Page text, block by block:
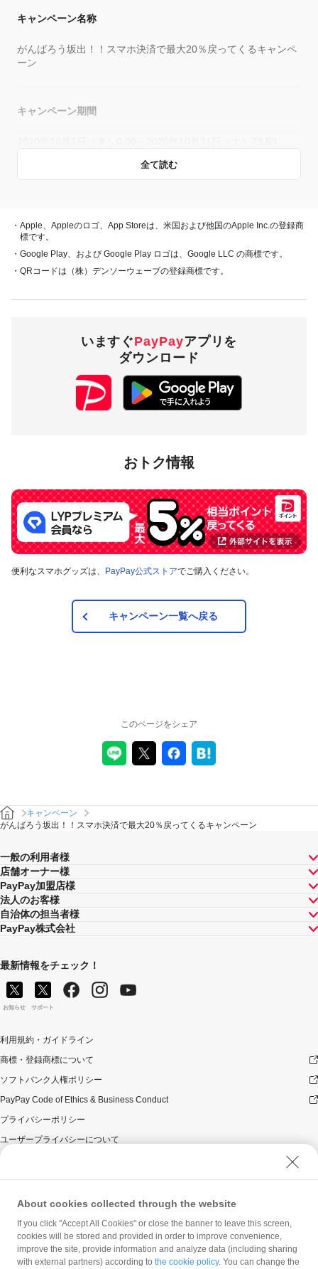
全て読む
キャンペーン名称
がんばろう坂出！！スマホ決済で最大20％戻ってくるキャンペ
ーン
キャンペーン期間
キャンペーン期間中、対象店舗で、PayPay残高、ヤフーカー
ド、PayPayあと払い（一括のみ）でお支払いをしていただい
た方に対し、下表のとおり後日PayPayボーナスを付与しま
す。
付与上限
1,000円相当／回 5,000
円相当／期間
香川県坂出市内のPayPay加盟店のうち
確認いただけます。
対象の支払方法
本キャンペーンの対象のお支払方法は、PayPay残高、ヤフー
法は対象外です。
るPayPayボーナスの額が最大となるものが適用されま
す。PayPay株式会社が指定する場合を除き、それらが重
複適用されることはありません。
本キャンペーンが適用される場合に、PayPay株式会社が
てのPayPayボーナスの付与率は、合計で支払額の66.5％
が上限です（仮にそれぞれ適用すると合計66.5％を超え
す）。ただし、上記上限は、マイナポイント付与期間中
（2020年9月1日～2021年3月31日）のお支払いに適用さ
れるものであり、2021年4月1日以降は変更予定です。
キャンペーン内容および適用条件を予告なく変更する場
合や、キャンペーン自体を予告なく中止する場合があり
ます。
ヤフーカード以外のクレジットカードでお支払いされた
意ください。
対象のお支払方法にてお支払いいただいた際に、仮に本
キャンペーンを適用すると、本キャンペーンによるキャ
ンペーン期間中のPayPayボーナスの付与額が合計5,000
当となるよう付与いたします（付与額の合計がキャンペ
ーン期間中5,000円相当を超えることはございません）。
本キャンペーンの対象となった加盟店との契約の一部に
ついて取消し、無効または解除（合意解除を含み、以下
にかかわらず、また返金の有無にかかわらず、当該取消
し等の対象決済についてのPayPayボーナスの付与は全て
本キャンペーンの対象となった加盟店との契約について
取消し等となった場合、理由の如何にかかわらず、また
のみ減額されます。そのため、「キャンペーン期間中の
った方が、当該取消し等の前に、PayPay決済をしていた
場合であっても、当該取消し等によって取消し等の前に
行った決済が本キャンペーンの対象となることはありま
・Apple、Appleのロゴ、App Storeは、米国および他国のApple Inc.の登録商
標です。
・Google Play、および Google Play ロゴは、Google LLC の商標です。
・QRコードは（株）デンソーウェーブの登録商標です。
いますぐPayPayアプリを
ダウンロード
おトク情報
便利なスマホグッズは、 PayPay公式ストアでご購入ください。
キャンペーン一覧へ戻る
このページをシェア
キャンペーン
がんばろう坂出！！スマホ決済で最大20％戻ってくるキャンペーン
一般の利用者様
店舗オーナー様
PayPay加盟店様
法人のお客様
自治体の担当者様
PayPay株式会社
最新情報をチェック！
お知らせ サポート
利用規約・ガイドライン
商標・登録商標について
ソフトバンク人権ポリシー
PayPay Code of Ethics & Business Conduct
プライバシーポリシー
ユーザープライバシーについて
ウェブサイト利用規約
反社会的勢力に対する方針
勧誘方針
マネロン等基本方針
カスタマーハラスメントに関する当社の考え方
About cookies collected through the website
If you click "Accept All Cookies" or close the banner to leave this screen,
cookies will be stored and provided in order to improve convenience,
improve the site, provide information and analyze data (including sharing
with external partners) according to the cookie policy. You can change the